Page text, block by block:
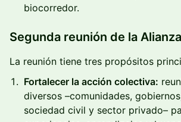
biocorredor.
Segunda reunión de la
La reunión tiene tres propósitos
Fortalecer la acción colectiva:
diversos –comunidades,
sociedad civil y sector privado–